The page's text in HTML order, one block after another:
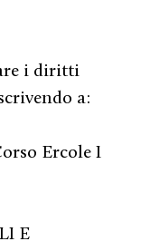
i diritti
a:
Ercole I
E